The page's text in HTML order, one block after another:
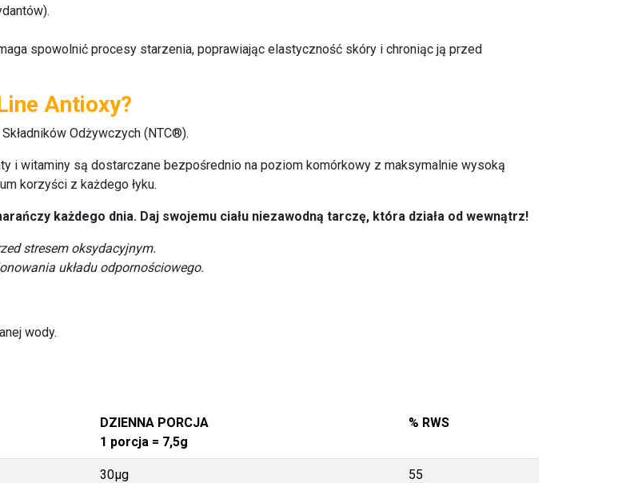
spowolnić procesy starzenia, poprawiając elastyczność skóry i chroniąc ją przed
Antioxy?
Odżywczych (NTC®).
i witaminy są dostarczane bezpośrednio na poziom komórkowy z maksymalnie wysoką
korzyści z każdego łyku.
każdego dnia. Daj swojemu ciału niezawodną tarczę, która działa od wewnątrz!
stresem oksydacyjnym.
układu odpornościowego.
wody.
DZIENNA PORCJA
1 porcja = 7,5g
% RWS
30μg 55